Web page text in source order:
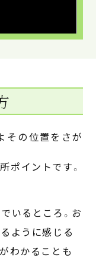
その位置をさが
ポイントです。
いるところ。お
ように感じる
わかることも